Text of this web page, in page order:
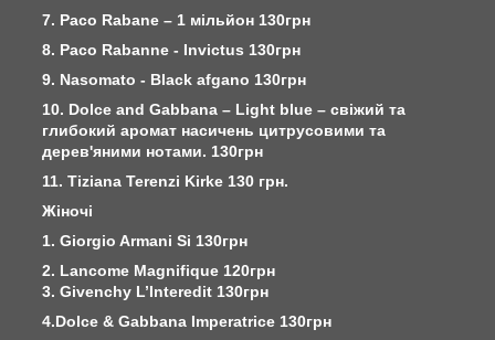
7. Paco Rabane – 1 мільйон 130грн
8. Paco Rabanne - Invictus 130грн
9. Nasomato - Black afgano 130грн
10. Dolce and Gabbana – Light blue – свіжий та
глибокий аромат насичень цитрусовими та
дерев'яними нотами. 130грн
11. Tiziana Terenzi Kirke 130 грн.
Жіночі
1. Giorgio Armani Si 130грн
2. Lancome Magnifique 120грн
3. Givenchy L’Interedit 130грн
4.Dolce & Gabbana Imperatrice 130грн